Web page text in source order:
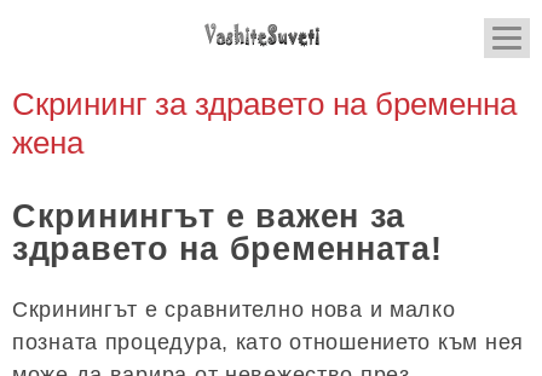
Скрининг за здравето на бременна
жена
Скринингът е важен за
здравето на бременната!
Скринингът е сравнително нова и малко
позната процедура, като отношението към нея